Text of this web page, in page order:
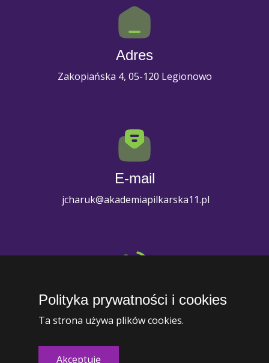
Adres
Zakopiańska 4, 05-120 Legionowo
E-mail
jcharuk@akademiapilkarska11.pl
Telefon
+1 (234) 567-8910
Polityka prywatności i cookies
Ta strona używa plików cookies.
Akceptuję